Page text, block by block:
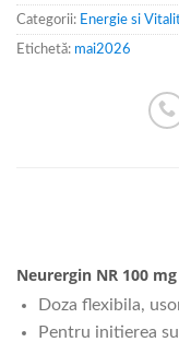
Categorii: Energie si
Etichetă: mai2026
Neurergin NR 100
Doza flexibila,
Pentru initierea